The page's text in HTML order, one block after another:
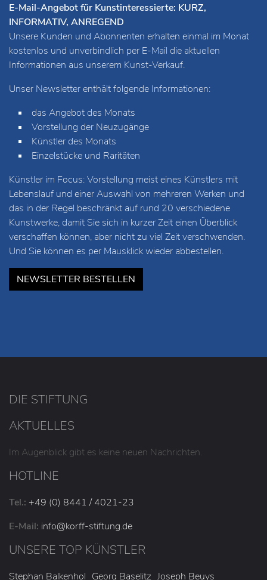
E-Mail-Angebot für Kunstinteressierte: KURZ,
INFORMATIV, ANREGEND
Unsere Kunden und Abonnenten erhalten einmal im Monat
kostenlos und unverbindlich per E-Mail die aktuellen
Informationen aus unserem Kunst-Verkauf.
Unser Newsletter enthält folgende Informationen:
das Angebot des Monats
Vorstellung der Neuzugänge
Künstler des Monats
Einzelstücke und Raritäten
Künstler im Focus: Vorstellung meist eines Künstlers mit
Lebenslauf und einer Auswahl von mehreren Werken und
das in der Regel beschränkt auf rund 20 verschiedene
Kunstwerke, damit Sie sich in kurzer Zeit einen Überblick
verschaffen können, aber nicht zu viel Zeit verschwenden.
Und Sie können es per Mausklick wieder abbestellen.
NEWSLETTER BESTELLEN
DIE STIFTUNG
AKTUELLES
Im Augenblick gibt es keine neuen Nachrichten.
HOTLINE
Tel.: +49 (0) 8441 / 4021-23
E-Mail: info@korff-stiftung.de
UNSERE TOP KÜNSTLER
Stephan Balkenhol Georg Baselitz Joseph Beuys